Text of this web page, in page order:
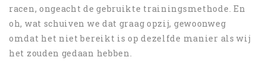
racen, ongeacht de gebruikte trainingsmethode. En
oh, wat schuiven we dat graag opzij, gewoonweg
omdat het niet bereikt is op dezelfde manier als wij
het zouden gedaan hebben.